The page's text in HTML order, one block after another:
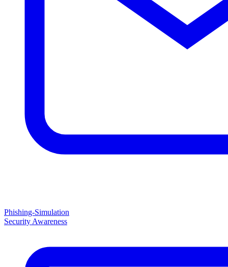
Phishing-Simulation
Security Awareness